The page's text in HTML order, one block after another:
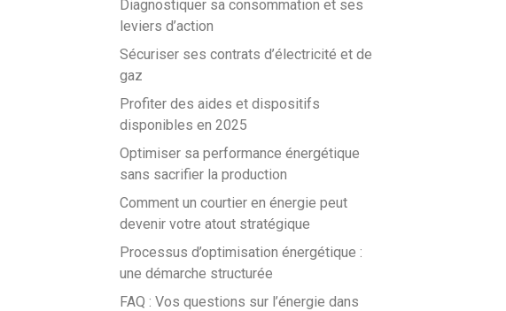
Diagnostiquer sa consommation et ses
leviers d’action
Sécuriser ses contrats d’électricité et de
gaz
Profiter des aides et dispositifs
disponibles en 2025
Optimiser sa performance énergétique
sans sacrifier la production
Comment un courtier en énergie peut
devenir votre atout stratégique
Processus d’optimisation énergétique :
une démarche structurée
FAQ : Vos questions sur l’énergie dans